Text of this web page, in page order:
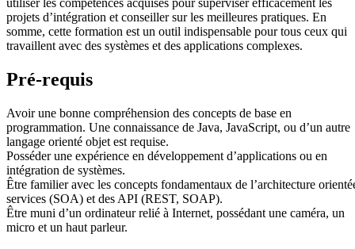
utiliser les compétences acquises pour superviser efficacement les
projets d’intégration et conseiller sur les meilleures pratiques. En
somme, cette formation est un outil indispensable pour tous ceux qui
travaillent avec des systèmes et des applications complexes.
Pré-requis
Avoir une bonne compréhension des concepts de base en
programmation. Une connaissance de Java, JavaScript, ou d’un autre
langage orienté objet est requise.
Posséder une expérience en développement d’applications ou en
intégration de systèmes.
Être familier avec les concepts fondamentaux de l’architecture
services (SOA) et des API (REST, SOAP).
Être muni d’un ordinateur relié à Internet, possédant une caméra, un
micro et un haut parleur.